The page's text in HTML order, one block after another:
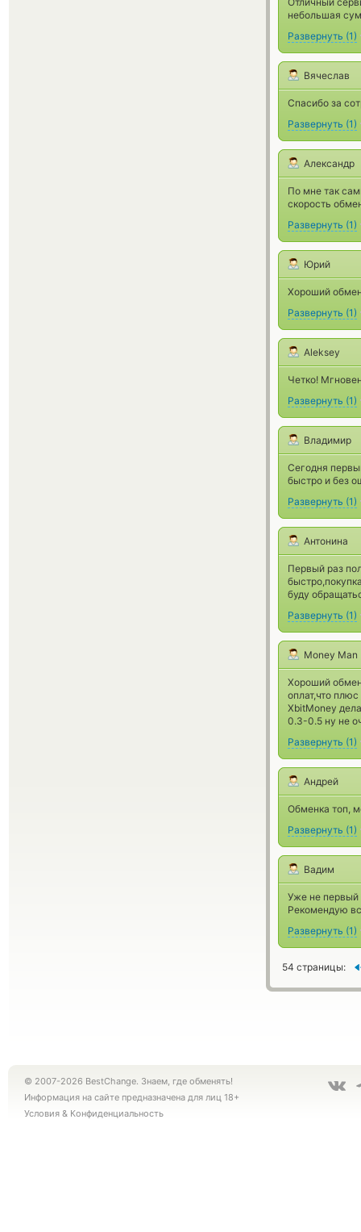
небольшая
Развернуть (1)
Вячеслав
Спасибо за
Развернуть (1)
Александр
По мне так
скорость
Развернуть (1)
Юрий
Хороший
Развернуть (1)
Aleksey
Четко!
Развернуть (1)
Владимир
Сегодня
быстро и без
Развернуть (1)
Антонина
Первый раз
буду
Развернуть (1)
Money Man
Хороший
оплат,что
XbitMoney
0.3-0.5 ну не
Развернуть (1)
Андрей
Обменка топ,
Развернуть (1)
Вадим
Уже не первый
Рекомендую
Развернуть (1)
54 страницы:
© 2007-2026 BestChange. Знаем, где обменять!
Информация на сайте предназначена для лиц 18+
Условия & Конфиденциальность